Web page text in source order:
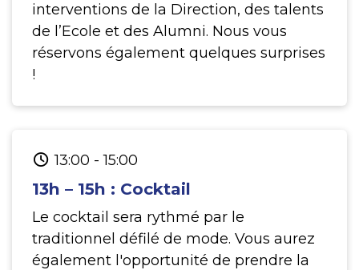
interventions de la Direction, des talents
de l’Ecole et des Alumni. Nous vous
réservons également quelques surprises
!
13:00 -15:00
13h – 15h : Cocktail
Le cocktail sera rythmé par le
traditionnel défilé de mode. Vous aurez
également l'opportunité de prendre la